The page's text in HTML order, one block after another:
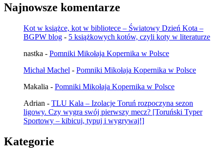
Najnowsze komentarze
Kot w książce, kot w bibliotece – Światowy Dzień Kota –
BGPW blog - 5 książkowych kotów, czyli koty w literaturze
nastka - Pomniki Mikołaja Kopernika w Polsce
Michał Machel - Pomniki Mikołaja Kopernika w Polsce
Makalia - Pomniki Mikołaja Kopernika w Polsce
Adrian - TLU Kala – Izolacje Toruń rozpoczyna sezon
ligowy. Czy wygra swój pierwszy mecz? [Toruński Typer
Sportowy – kibicuj, typuj i wygrywaj!]
Kategorie